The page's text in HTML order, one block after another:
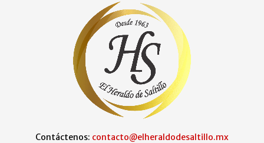
Contáctenos: contacto@elheraldodesaltillo.mx